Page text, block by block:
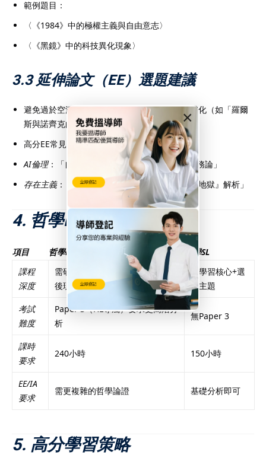
×
範例題目：
〈《1984》中的極權主義與自由意志〉
〈《黑鏡》中的科技異化現象〉
3.3 延伸論文（EE）選題建議
避免過於空泛的題目（如「論正義」），應具體化（如「羅爾
斯與諾齊克的正義理論比較」）。
高分EE常見主題：
AI倫理：「自駕車的道德算法：功利主義 vs. 義務論」
存在主義：「沙特《存在與虛無》中的『他人即地獄』解析」
4. 哲學HL與SL的差異
項目 哲學HL
哲學SL
課程
深度
需研讀HL擴展單元（如現象學、
後現代哲學）
僅學習核心+選
修主題
考試
難度
Paper 3（HL專屬）要求更高階分
析
無Paper 3
課時
要求
240小時 150小時
EE/IA
要求
需更複雜的哲學論證 基礎分析即可
5. 高分學習策略